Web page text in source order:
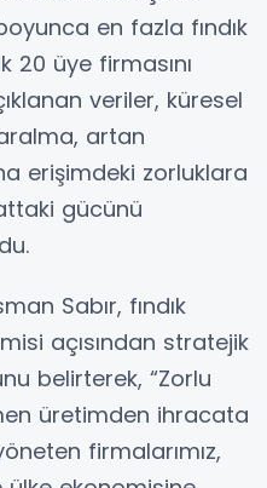
en fazla fındık
20 üye firmasını
veriler, küresel
artan
erişimdeki zorluklara
gücünü
Sabır, fındık
açısından stratejik
belirterek, “Zorlu
üretimden ihracata
firmalarımız,